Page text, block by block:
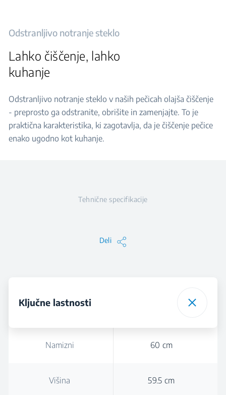
Odstranljivo notranje steklo
Lahko čiščenje, lahko
kuhanje
Odstranljivo notranje steklo v naših pečicah olajša čiščenje
- preprosto ga odstranite, obrišite in zamenjajte. To je
praktična karakteristika, ki zagotavlja, da je čiščenje pečice
enako ugodno kot kuhanje.
Tehnične specifikacije
Deli
Ključne lastnosti
Namizni 60 cm
Višina 59.5 cm